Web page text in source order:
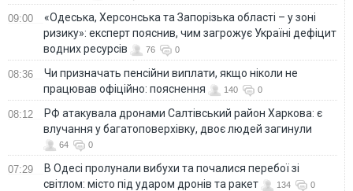
09:00
«Одеська, Херсонська та Запорізька області – у зоні
ризику»: експерт пояснив, чим загрожує Україні дефіцит
водних ресурсів
76 0
08:36
Чи призначать пенсійни виплати, якщо ніколи не
працював офіційно: пояснення
140 0
08:12
РФ атакувала дронами Салтівський район Харкова: є
влучання у багатоповерхівку, двоє людей загинули
64 0
07:29
В Одесі пролунали вибухи та почалися перебої зі
світлом: місто під ударом дронів та ракет
134 0